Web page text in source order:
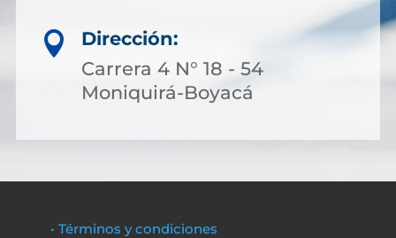

Dirección:
Carrera 4 N° 18 - 54
Moniquirá-Boyacá
• Términos y condiciones